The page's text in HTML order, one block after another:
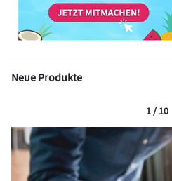
Neue Produkte
1 / 10